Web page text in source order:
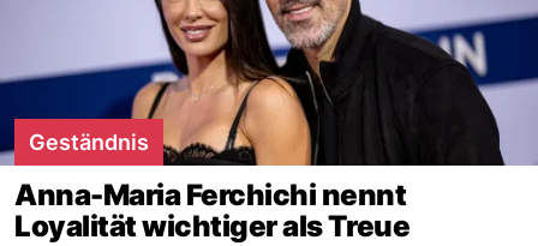
Geständnis
Anna-Maria Ferchichi nennt
Loyalität wichtiger als Treue